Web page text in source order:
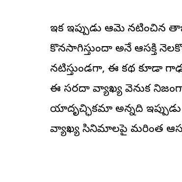
ఇక ఇప్పుడు ఆమె న‌టించిన
కొనసాగిస్తుందా అనే ఆసక్తి
నటిస్తుండగా, ఈ కథ కూడా
ఈ సరదా వ్యాఖ్య వెనుక
యాదృచ్ఛికమా అన్నది
వ్యాఖ్య సినిమాలపై మరింత